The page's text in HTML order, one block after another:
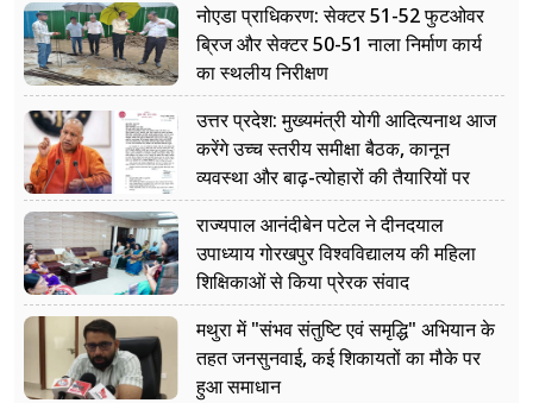
नोएडा प्राधिकरण: सेक्टर 51-52 फुटओवर
ब्रिज और सेक्टर 50-51 नाला निर्माण कार्य
का स्थलीय निरीक्षण
उत्तर प्रदेश: मुख्यमंत्री योगी आदित्यनाथ आज
करेंगे उच्च स्तरीय समीक्षा बैठक, कानून
व्यवस्था और बाढ़-त्योहारों की तैयारियों पर
नजर
राज्यपाल आनंदीबेन पटेल ने दीनदयाल
उपाध्याय गोरखपुर विश्वविद्यालय की महिला
शिक्षिकाओं से किया प्रेरक संवाद
मथुरा में "संभव संतुष्टि एवं समृद्धि" अभियान के
तहत जनसुनवाई, कई शिकायतों का मौके पर
हुआ समाधान